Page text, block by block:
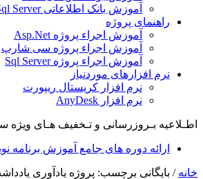
آموزش بانک اطلاعاتی Sql Server
راهنمای پروژه
آموزش اجراء پروژه Asp.Net
آموزش اجراء پروژه سی شارپ
آموزش اجراء پروژه Sql Server
نرم افزارهای موردنیاز
نرم افزار کریستال ریپورت
نرم افزار AnyDesk
اطـلاعیه بـروزرسانی و تـخفیف هـای ویژه
ارائه دوره های جامع آموزش
خانه / بایگانی برچسب: پروژه یادآوری